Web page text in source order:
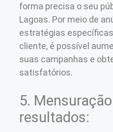
forma precisa o seu
Lagoas. Por meio de
estratégias
cliente, é possível
suas campanhas e
satisfatórios.
5.
resultados: